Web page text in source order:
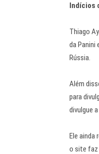
Indícios
Thiago
da Panini
Rússia.
Além
para
divulgue
Ele ainda
o site faz